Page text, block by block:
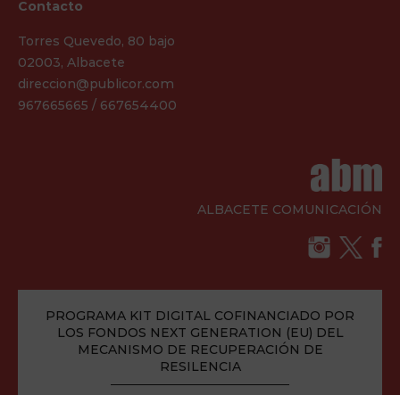
Contacto
Torres Quevedo, 80 bajo
02003, Albacete
direccion@publicor.com
967665665 / 667654400
ALBACETE COMUNICACIÓN
PROGRAMA KIT DIGITAL COFINANCIADO POR
LOS FONDOS NEXT GENERATION (EU) DEL
MECANISMO DE RECUPERACIÓN DE
RESILENCIA